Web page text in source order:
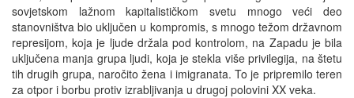
sovjetskom lažnom kapitalističkom svetu mnogo veći deo
stanovništva bio uključen u kompromis, s mnogo težom državnom
represijom, koja je ljude držala pod kontrolom, na Zapadu je bila
uključena manja grupa ljudi, koja je stekla više privilegija, na štetu
tih drugih grupa, naročito žena i imigranata. To je pripremilo teren
za otpor i borbu protiv izrabljivanja u drugoj polovini XX veka.